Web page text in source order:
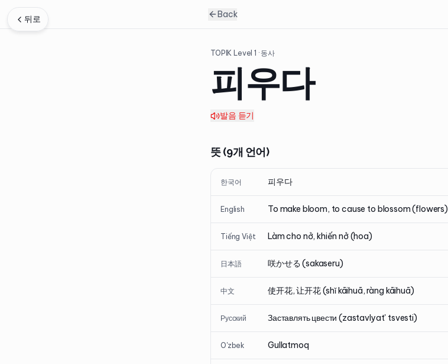
뒤로 Back
TOPIK Level1 · 동사
피우다
발음 듣기
뜻 (9개 언어)
한국어 피우다
English To make bloom, to cause to blossom (flowers)
Tiếng Việt Làm cho nở, khiến nở (hoa)
日本語 咲かせる (sakaseru)
中文 使开花, 让开花 (shǐ kāihuā, ràng kāihuā)
Русский Заставлять цвести (zastavlyat' tsvesti)
O'zbek Gullatmoq